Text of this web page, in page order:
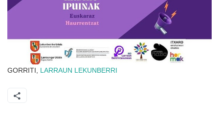
GORRITI, LARRAUN LEKUNBERRI